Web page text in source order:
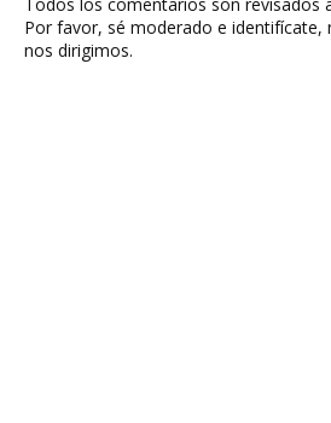
Por favor, sé moderado e identifícate,
nos dirigimos.